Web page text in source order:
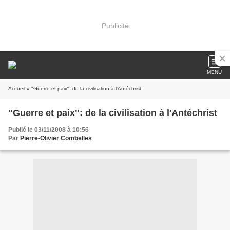
Publicité
MENU
Accueil » "Guerre et paix": de la civilisation à l'Antéchrist
"Guerre et paix": de la civilisation à l'Antéchrist
Publié le 03/11/2008 à 10:56
Par Pierre-Olivier Combelles